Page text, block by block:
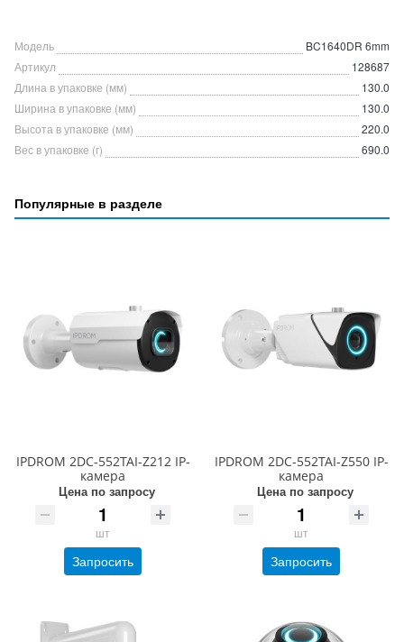
Модель
BC1640DR 6mm
Артикул
128687
Длина в упаковке (мм)
130.0
Ширина в упаковке (мм)
130.0
Высота в упаковке (мм)
220.0
Вес в упаковке (г)
690.0
Популярные в разделе
IPDROM 2DC-552TAI-Z212 IP-
камера
Цена по запросу
шт
Запросить
IPDROM 2DC-552TAI-Z550 IP-
камера
Цена по запросу
шт
Запросить